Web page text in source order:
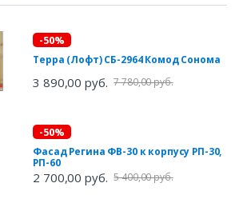
-50%
Терра (Лофт) СБ-2964 Комод Сонома
3 890,00 руб. 7 780,00 руб.
-50%
Фасад Регина ФВ-30 к корпусу РП-30,
РП-60
2 700,00 руб. 5 400,00 руб.